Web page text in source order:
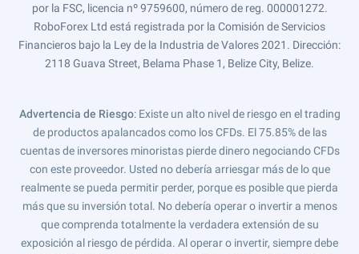
por la FSC, licencia nº 9759600, número de reg. 000001272.
RoboForex Ltd está registrada por la Comisión de Servicios
Financieros bajo la Ley de la Industria de Valores 2021. Dirección:
2118 Guava Street, Belama Phase 1, Belize City, Belize.
Advertencia de Riesgo: Existe un alto nivel de riesgo en el trading
de productos apalancados como los CFDs. El 75.85% de las
cuentas de inversores minoristas pierde dinero negociando CFDs
con este proveedor. Usted no debería arriesgar más de lo que
realmente se pueda permitir perder, porque es posible que pierda
más que su inversión total. No debería operar o invertir a menos
que comprenda totalmente la verdadera extensión de su
exposición al riesgo de pérdida. Al operar o invertir, siempre debe